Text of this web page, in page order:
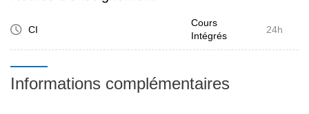
CI
Cours
Intégrés
24h
Informations complémentaires